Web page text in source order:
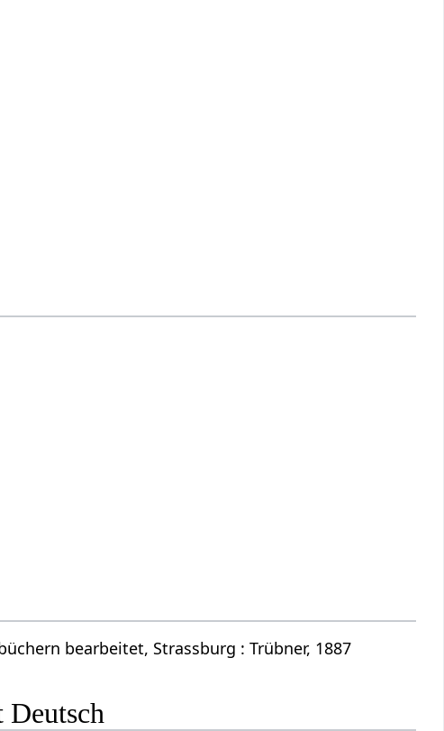
bearbeitet, Strassburg : Trübner, 1887
Deutsch